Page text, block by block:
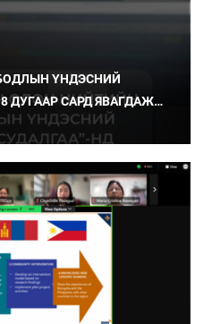
ҮНДЭСНИЙ
ДУГААР САРД ЯВАГДАЖ